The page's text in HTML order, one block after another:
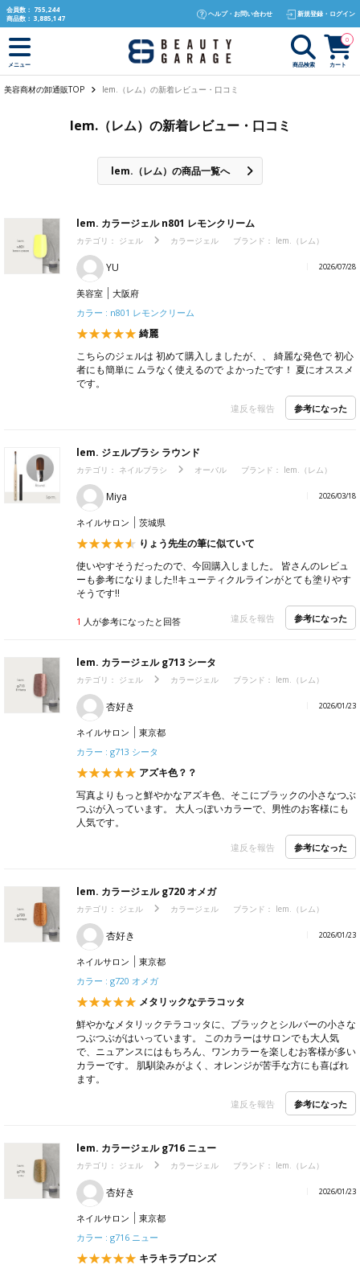
text.skipToContent
text.skipToNavigation
会員数： 755,244
商品数： 3,885,147
ヘルプ・お問い合わせ 新規登録・ログイン
メニュー 商品検索 カート
0
美容商材の卸通販TOP lem.（レム）の新着レビュー・口コミ
lem.（レム）の新着レビュー・口コミ
lem.（レム）の商品一覧へ
lem. カラージェル n801 レモンクリーム
カテゴリ： ジェル カラージェル ブランド： lem.（レム）
YU 2026/07/28
美容室
大阪府
カラー : n801 レモンクリーム
綺麗
こちらのジェルは 初めて購入しましたが、、 綺麗な発色で 初心
者にも簡単に ムラなく使えるので よかったです！ 夏にオススメ
です。
違反を報告 参考になった
lem. ジェルブラシ ラウンド
カテゴリ： ネイルブラシ オーバル ブランド： lem.（レム）
Miya 2026/03/18
ネイルサロン 茨城県
りょう先生の筆に似ていて
使いやすそうだったので、今回購入しました。 皆さんのレビュ
ーも参考になりました!!キューティクルラインがとても塗りやす
そうです!!
1 人が参考になったと回答 違反を報告 参考になった
lem. カラージェル g713 シータ
カテゴリ： ジェル カラージェル ブランド： lem.（レム）
杏好き 2026/01/23
ネイルサロン
東京都
カラー : g713 シータ
アズキ色？？
写真よりもっと鮮やかなアズキ色、そこにブラックの小さなつぶ
つぶが入っています。 大人っぽいカラーで、男性のお客様にも
人気です。
違反を報告 参考になった
lem. カラージェル g720 オメガ
カテゴリ： ジェル カラージェル ブランド： lem.（レム）
杏好き 2026/01/23
ネイルサロン
東京都
カラー : g720 オメガ
メタリックなテラコッタ
鮮やかなメタリックテラコッタに、ブラックとシルバーの小さな
つぶつぶがはいっています。 このカラーはサロンでも大人気
で、ニュアンスにはもちろん、ワンカラーを楽しむお客様が多い
カラーです。 肌馴染みがよく、オレンジが苦手な方にも喜ばれ
ます。
違反を報告 参考になった
lem. カラージェル g716 ニュー
カテゴリ： ジェル カラージェル ブランド： lem.（レム）
杏好き 2026/01/23
ネイルサロン
東京都
カラー : g716 ニュー
キラキラブロンズ